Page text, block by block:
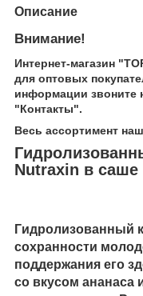
Описание
Внимание!
Интернет-магазин
для оптовых
информации звоните
"Контакты".
Весь ассортимент
Nutraxin в саше
Гидролизованный
сохранности
поддержания его
со вкусом ананаса